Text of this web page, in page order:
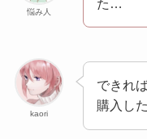
悩み人
た…
kaori
できれ
購入し